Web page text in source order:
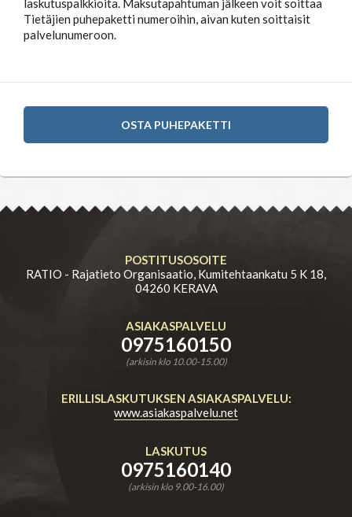
laskutuspalkkioita. Maksutapahtuman jälkeen voit soittaa
Tietäjien puhepaketti numeroihin, aivan kuten soittaisit
palvelunumeroon.
OSTA PUHEPAKETTI
POSTITUSOSOITE
RATIO - Rajatieto Organisaatio, Kumitehtaankatu 5 K 18,
04260 KERAVA
ASIAKASPALVELU
0975160150
(arkisin klo 10.00-15.00)
ERILLISLASKUTUKSEN ASIAKASPALVELU:
www.asiakaspalvelu.net
LASKUTUS
0975160140
(arkisin klo 9.00-16.00)